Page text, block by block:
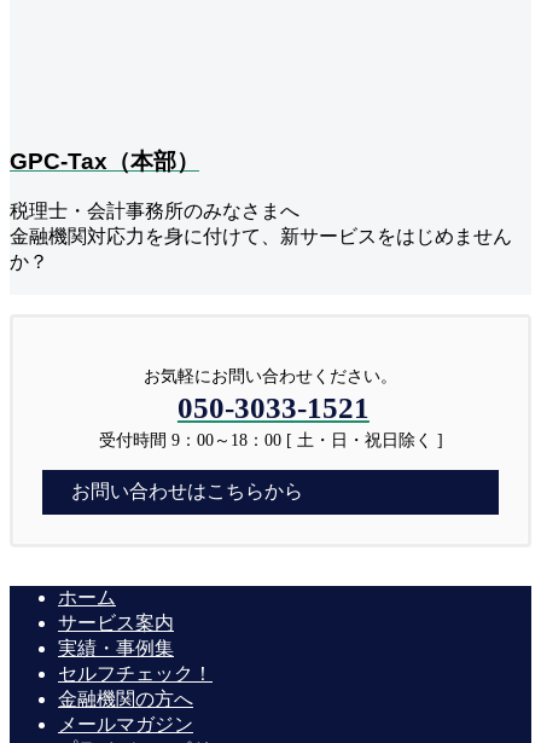
GPC-Tax（本部）
税理士・会計事務所のみなさまへ
金融機関対応力を身に付けて、新サービスをはじめません
か？
お気軽にお問い合わせください。
050-3033-1521
受付時間 9：00～18：00 [ 土・日・祝日除く ]
お問い合わせはこちらから
ホーム
サービス案内
実績・事例集
セルフチェック！
金融機関の方へ
メールマガジン